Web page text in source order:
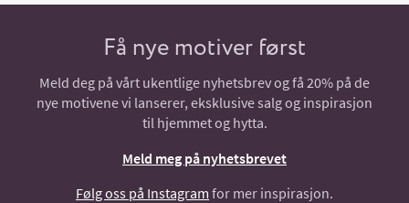
Få nye motiver først
Meld deg på vårt ukentlige nyhetsbrev og få 20% på de
nye motivene vi lanserer, eksklusive salg og inspirasjon
til hjemmet og hytta.
Meld meg på nyhetsbrevet
Følg oss på Instagram for mer inspirasjon.